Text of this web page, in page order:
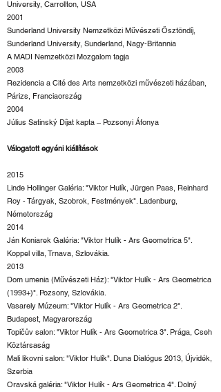
University, Carrollton, USA
2001
Sunderland University Nemzetközi Művészeti Ösztöndíj,
Sunderland University, Sunderland, Nagy-Britannia
A MADI Nemzetközi Mozgalom tagja
2003
Rezidencia a Cité des Arts nemzetközi művészeti házában,
Párizs, Franciaország
2004
Július Satinský Díjat kapta – Pozsonyi Áfonya
Válogatott egyéni kiállítások
2015
Linde Hollinger Galéria: "Viktor Hulík, Jürgen Paas, Reinhard
Roy - Tárgyak, Szobrok, Festmények". Ladenburg,
Németország
2014
Ján Koniarek Galéria: "Viktor Hulík - Ars Geometrica 5".
Koppel villa, Trnava, Szlovákia.
2013
Dom umenia (Művészeti Ház): "Viktor Hulík - Ars Geometrica
(1993+)". Pozsony, Szlovákia.
Vasarely Múzeum: "Viktor Hulík - Ars Geometrica 2".
Budapest, Magyarország
Topičův salon: "Viktor Hulík - Ars Geometrica 3". Prága, Cseh
Köztársaság
Mali likovni salon: "Viktor Hulík". Duna Dialógus 2013, Újvidék,
Szerbia
Oravská galéria: "Viktor Hulík - Ars Geometrica 4". Dolný